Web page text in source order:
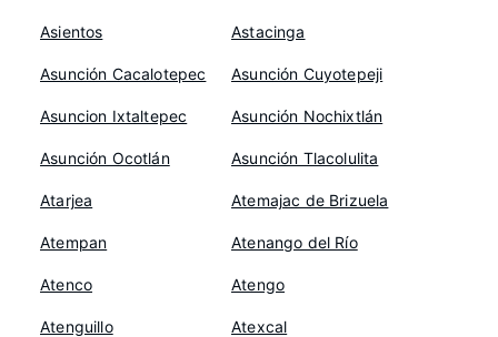
Asientos Astacinga
Asunción Cacalotepec Asunción Cuyotepeji
Asuncion Ixtaltepec Asunción Nochixtlán
Asunción Ocotlán Asunción Tlacolulita
Atarjea Atemajac de Brizuela
Atempan Atenango del Río
Atenco Atengo
Atenguillo Atexcal